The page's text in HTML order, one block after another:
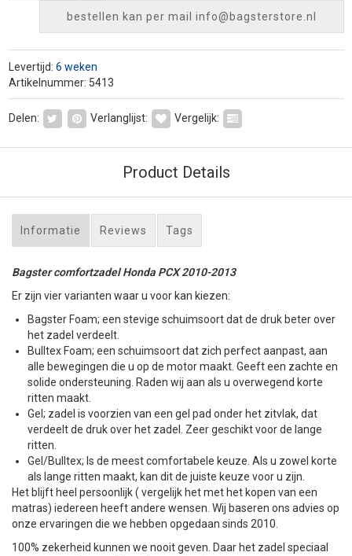
bestellen kan per mail info@bagsterstore.nl
Levertijd: 6 weken
Artikelnummer: 5413
Delen: Verlanglijst: Vergelijk:
Product Details
Informatie Reviews Tags
Bagster comfortzadel Honda PCX 2010-2013
Er zijn vier varianten waar u voor kan kiezen:
Bagster Foam; een stevige schuimsoort dat de druk beter over
het zadel verdeelt.
Bulltex Foam; een schuimsoort dat zich perfect aanpast, aan
alle bewegingen die u op de motor maakt. Geeft een zachte en
solide ondersteuning. Raden wij aan als u overwegend korte
ritten maakt.
Gel; zadel is voorzien van een gel pad onder het zitvlak, dat
verdeelt de druk over het zadel. Zeer geschikt voor de lange
ritten.
Gel/Bulltex; Is de meest comfortabele keuze. Als u zowel korte
als lange ritten maakt, kan dit de juiste keuze voor u zijn.
Het blijft heel persoonlijk ( vergelijk het met het kopen van een
matras) iedereen heeft andere wensen. Wij baseren ons advies op
onze ervaringen die we hebben opgedaan sinds 2010.
100% zekerheid kunnen we nooit geven. Daar het zadel speciaal